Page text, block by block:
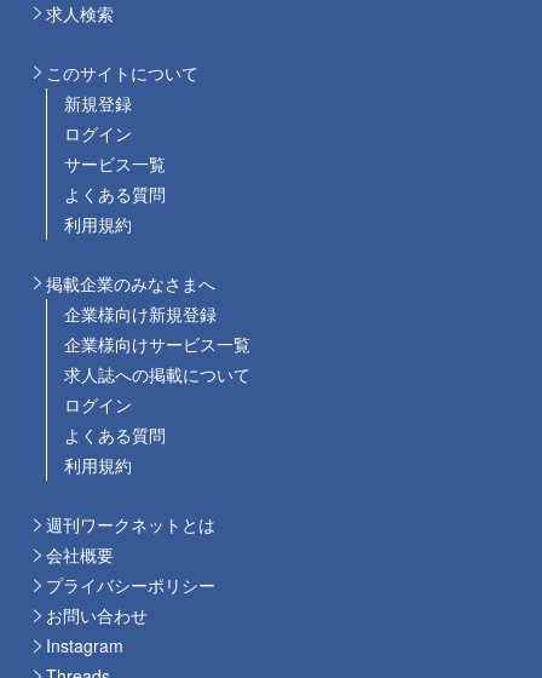
求人検索
このサイトについて
新規登録
ログイン
サービス一覧
よくある質問
利用規約
掲載企業のみなさまへ
企業様向け新規登録
企業様向けサービス一覧
求人誌への掲載について
ログイン
よくある質問
利用規約
週刊ワークネットとは
会社概要
プライバシーポリシー
お問い合わせ
Instagram